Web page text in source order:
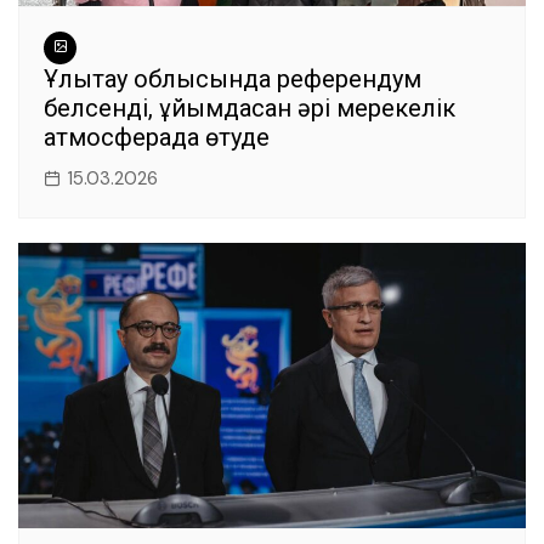
Ұлытау облысында референдум
белсенді, ұйымдасқан әрі мерекелік
атмосферада өтуде
15.03.2026